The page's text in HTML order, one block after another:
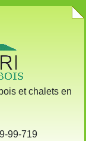
et chalets en
99-719